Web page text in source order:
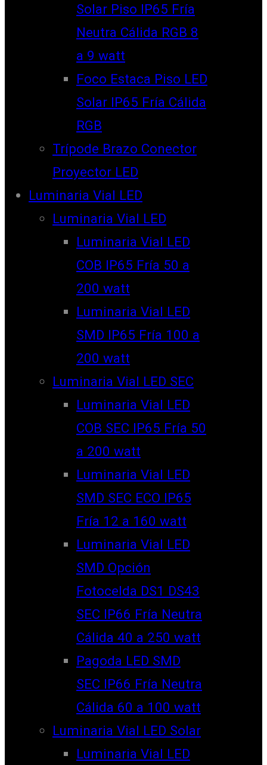
Solar Piso IP65 Fría
Neutra Cálida RGB 8
a 9 watt
Foco Estaca Piso LED
Solar IP65 Fría Cálida
RGB
Trípode Brazo Conector
Proyector LED
Luminaria Vial LED
Luminaria Vial LED
Luminaria Vial LED
COB IP65 Fría 50 a
200 watt
Luminaria Vial LED
SMD IP65 Fría 100 a
200 watt
Luminaria Vial LED SEC
Luminaria Vial LED
COB SEC IP65 Fría 50
a 200 watt
Luminaria Vial LED
SMD SEC ECO IP65
Fría 12 a 160 watt
Luminaria Vial LED
SMD Opción
Fotocelda DS1 DS43
SEC IP66 Fría Neutra
Cálida 40 a 250 watt
Pagoda LED SMD
SEC IP66 Fría Neutra
Cálida 60 a 100 watt
Luminaria Vial LED Solar
Luminaria Vial LED